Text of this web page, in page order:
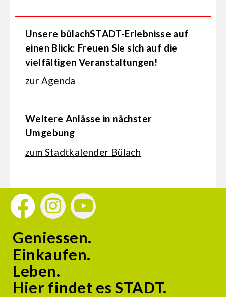
Unsere bülachSTADT-Erlebnisse auf
einen Blick: Freuen Sie sich auf die
vielfältigen Veranstaltungen!
zur Agenda
Weitere Anlässe in nächster
Umgebung
zum Stadtkalender Bülach
Geniessen.
Einkaufen.
Leben.
Hier findet es STADT.